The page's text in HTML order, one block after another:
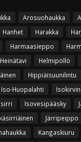
Arosuohaukka
Hanhet Harakka
Harmaasieppo
Heinätavi Helmipöllö
Hippiäisuunilintu
Iso-Huopalahti
Isovesipääsky
Järripeippo
Kangaskiuru